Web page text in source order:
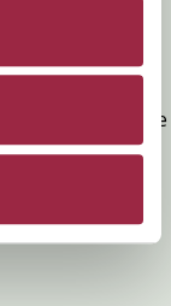
og
s2,d0) ved
anvisningene